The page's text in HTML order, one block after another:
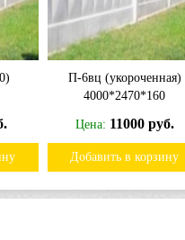
П-6вц (укороченная)
4000*2470*160
Цена: 11000 руб.
Добавить в корзину